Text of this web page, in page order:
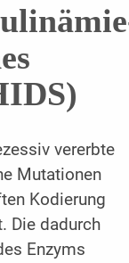
vererbte
Mutationen
Kodierung
Die dadurch
Enzyms